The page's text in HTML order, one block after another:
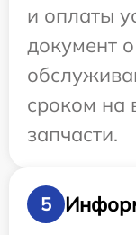
и оплаты
документ
сроком на
запчасти.
5